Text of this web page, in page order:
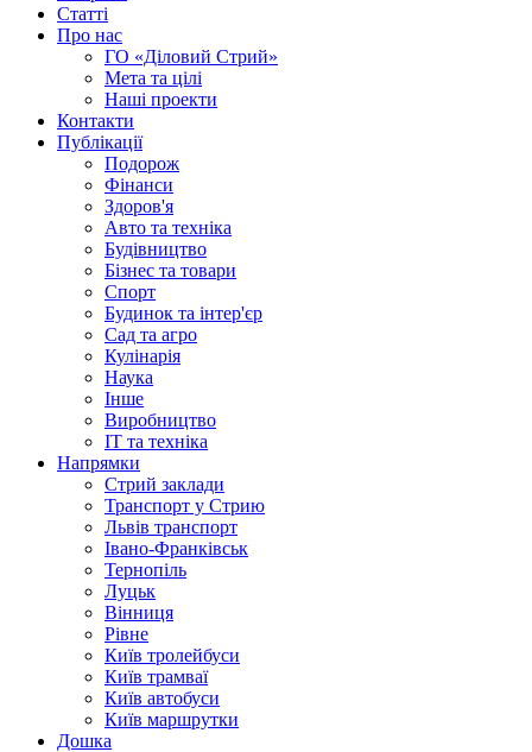
Статті
Про нас
ГО «Діловий Стрий»
Мета та цілі
Наші проекти
Контакти
Публікації
Подорож
Фінанси
Здоров'я
Авто та техніка
Будівництво
Бізнес та товари
Спорт
Будинок та інтер'єр
Сад та агро
Кулінарія
Наука
Інше
Виробництво
IT та техніка
Напрямки
Стрий заклади
Транспорт у Стрию
Львів транспорт
Івано-Франківськ
Тернопіль
Луцьк
Вінниця
Рівне
Київ тролейбуси
Київ трамваї
Київ автобуси
Київ маршрутки
Дошка